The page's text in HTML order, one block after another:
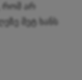
რომ არ
მეტ ხანს